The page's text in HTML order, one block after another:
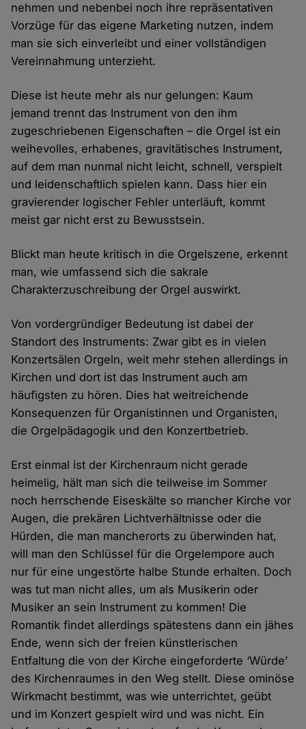
nehmen und nebenbei noch ihre repräsentativen
Vorzüge für das eigene Marketing nutzen, indem
man sie sich einverleibt und einer vollständigen
Vereinnahmung unterzieht.
Diese ist heute mehr als nur gelungen: Kaum
jemand trennt das Instrument von den ihm
zugeschriebenen Eigenschaften – die Orgel ist ein
weihevolles, erhabenes, gravitätisches Instrument,
auf dem man nunmal nicht leicht, schnell, verspielt
und leidenschaftlich spielen kann. Dass hier ein
gravierender logischer Fehler unterläuft, kommt
meist gar nicht erst zu Bewusstsein.
Blickt man heute kritisch in die Orgelszene, erkennt
man, wie umfassend sich die sakrale
Charakterzuschreibung der Orgel auswirkt.
Von vordergründiger Bedeutung ist dabei der
Standort des Instruments: Zwar gibt es in vielen
Konzertsälen Orgeln, weit mehr stehen allerdings in
Kirchen und dort ist das Instrument auch am
häufigsten zu hören. Dies hat weitreichende
Konsequenzen für Organistinnen und Organisten,
die Orgelpädagogik und den Konzertbetrieb.
Erst einmal ist der Kirchenraum nicht gerade
heimelig, hält man sich die teilweise im Sommer
noch herrschende Eiseskälte so mancher Kirche vor
Augen, die prekären Lichtverhältnisse oder die
Hürden, die man mancherorts zu überwinden hat,
will man den Schlüssel für die Orgelempore auch
nur für eine ungestörte halbe Stunde erhalten. Doch
was tut man nicht alles, um als Musikerin oder
Musiker an sein Instrument zu kommen! Die
Romantik findet allerdings spätestens dann ein jähes
Ende, wenn sich der freien künstlerischen
Entfaltung die von der Kirche eingeforderte ‘Würde’
des Kirchenraumes in den Weg stellt. Diese ominöse
Wirkmacht bestimmt, was wie unterrichtet, geübt
und im Konzert gespielt wird und was nicht. Ein